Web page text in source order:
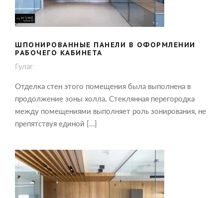
ШПОНИРОВАННЫЕ ПАНЕЛИ В ОФОРМЛЕНИИ
РАБОЧЕГО КАБИНЕТА
Гулаг
Отделка стен этого помещения была выполнена в
продолжение зоны холла. Стеклянная перегородка
между помещениями выполняет роль зонирования, не
препятствуя единой […]